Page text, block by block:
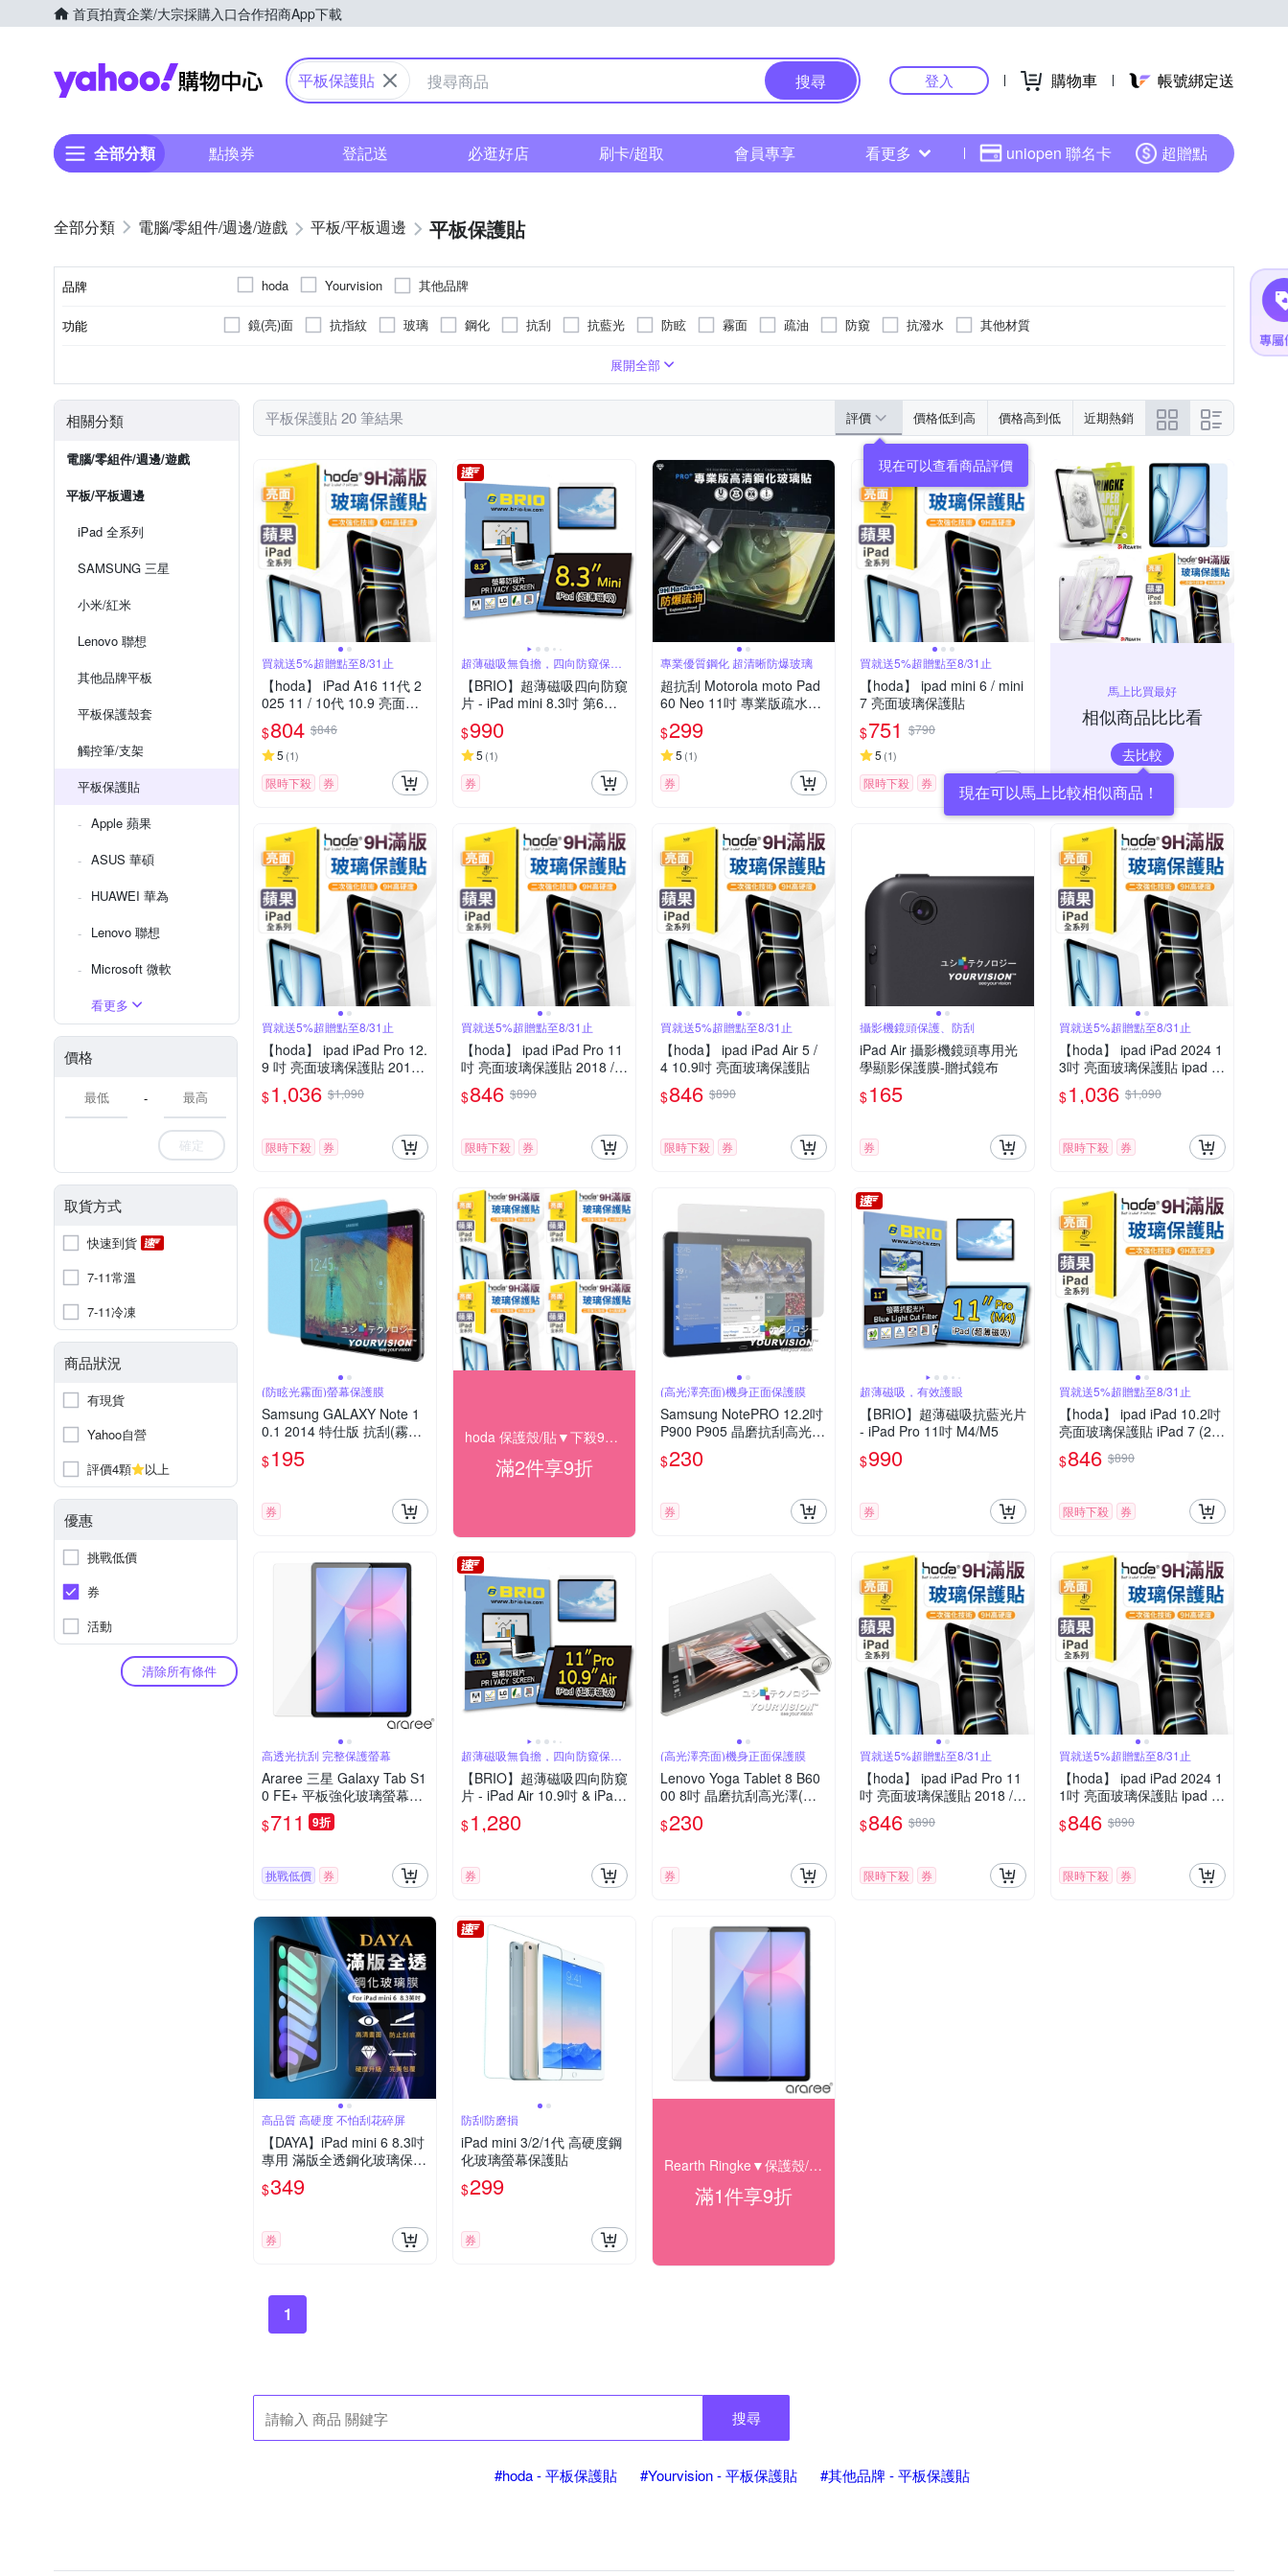
首頁拍賣企業/大宗採購入口合作招商App下載
Yahoo購物中心
平板保護貼 搜尋 登入 購物車 帳號綁定送
全部分類 點換券 登記送 必逛好店 刷卡/超取 會員專享 看更多 uniopen 聯名卡 超贈點
電腦/零組件/週邊/遊戲 平板/平板週邊 平板保護貼
品牌 hoda Yourvision 其他品牌
功能 鏡(亮)面 抗指紋 玻璃 鋼化 抗刮 抗藍光 防眩 霧面 疏油 防窺 抗潑水 其他材質
展開全部
相關分類
電腦/零組件/週邊/遊戲
平板/平板週邊
iPad 全系列
SAMSUNG 三星
小米/紅米
Lenovo 聯想
其他品牌平板
平板保護殼套
觸控筆/支架
平板保護貼
Apple 蘋果
ASUS 華碩
HUAWEI 華為
Lenovo 聯想
Microsoft 微軟
看更多
價格
-
確定
取貨方式
快速到貨
7-11常溫
7-11冷凍
商品狀況
有現貨
Yahoo自營
評價4顆
以上
優惠
挑戰低價
券
活動
清除所有條件
平板保護貼 20 筆結果 評價 價格低到高 價格高到低 近期熱銷
現在可以查看商品評價
買就送5%超贈點至8/31止
【hoda】 iPad A16 11代 2
025 11 / 10代 10.9 亮面玻
璃保護貼
$804 $846
5 (1)
限時下殺 券
超薄磁吸無負擔，四向防窺保隱
私
【BRIO】超薄磁吸四向防窺
片 - iPad mini 8.3吋 第6代/
A17Pro #360度防窺#抗藍
光#可拆式#防眩光#清晰度
高
$990
5 (1)
券
專業優質鋼化 超清晰防爆玻璃
超抗刮 Motorola moto Pad
60 Neo 11吋 專業版疏水疏
油9H鋼化玻璃膜 平板玻璃
貼
$299
5 (1)
券
買就送5%超贈點至8/31止
【hoda】 ipad mini 6 / mini
7 亮面玻璃保護貼
$751 $790
5 (1)
限時下殺 券
馬上比買最好
相似商品比比看
去比較
現在可以馬上比較相似商品！
買就送5%超贈點至8/31止
【hoda】 ipad iPad Pro 12.
9 吋 亮面玻璃保護貼 2018 /
2020 / 2021 / 2022
$1,036 $1,090
限時下殺 券
買就送5%超贈點至8/31止
【hoda】 ipad iPad Pro 11
吋 亮面玻璃保護貼 2018 / 2
020 / 2021 / 2022
$846 $890
限時下殺 券
買就送5%超贈點至8/31止
【hoda】 ipad iPad Air 5 /
4 10.9吋 亮面玻璃保護貼
$846 $890
限時下殺 券
攝影機鏡頭保護、防刮
iPad Air 攝影機鏡頭專用光
學顯影保護膜-贈拭鏡布
$165
券
買就送5%超贈點至8/31止
【hoda】 ipad iPad 2024 1
3吋 亮面玻璃保護貼 ipad Ai
r 13 / ipad pro 13
$1,036 $1,090
限時下殺 券
(防眩光霧面)螢幕保護膜
Samsung GALAXY Note 1
0.1 2014 特仕版 抗刮(霧面)
螢幕保護貼
$195
券
hoda 保護殼/貼▼下殺95折
滿2件享9折
(高光澤亮面)機身正面保護膜
Samsung NotePRO 12.2吋
P900 P905 晶磨抗刮高光澤
亮面螢幕貼
$230
券
超薄磁吸，有效護眼
【BRIO】超薄磁吸抗藍光片
- iPad Pro 11吋 M4/M5
$990
券
買就送5%超贈點至8/31止
【hoda】 ipad iPad 10.2吋
亮面玻璃保護貼 iPad 7 (20
19) iPad 8 (2020) iPad 9 (2
021)
$846 $890
限時下殺 券
高透光抗刮 完整保護螢幕
Araree 三星 Galaxy Tab S1
0 FE+ 平板強化玻璃螢幕保
護貼
$711 9折
挑戰低價 券
超薄磁吸無負擔，四向防窺保隱
私
【BRIO】超薄磁吸四向防窺
片 - iPad Air 10.9吋 & iPad
Pro 11吋 #360度防窺#抗藍
光#可拆式#防眩光#清晰度
$1,280
券
(高光澤亮面)機身正面保護膜
Lenovo Yoga Tablet 8 B60
00 8吋 晶磨抗刮高光澤(亮
面)螢幕貼
$230
券
買就送5%超贈點至8/31止
【hoda】 ipad iPad Pro 11
吋 亮面玻璃保護貼 2018 / 2
020 / 2021 / 2022
$846 $890
限時下殺 券
買就送5%超贈點至8/31止
【hoda】 ipad iPad 2024 1
1吋 亮面玻璃保護貼 ipad Ai
r / ipad pro
$846 $890
限時下殺 券
高品質 高硬度 不怕刮花碎屏
【DAYA】iPad mini 6 8.3吋
專用 滿版全透鋼化玻璃保護
貼
$349
券
防刮防磨損
iPad mini 3/2/1代 高硬度鋼
化玻璃螢幕保護貼
$299
券
Rearth Ringke▼保護殼/貼下殺9折
滿1件享9折
1
搜尋
#hoda - 平板保護貼 #Yourvision - 平板保護貼 #其他品牌 - 平板保護貼